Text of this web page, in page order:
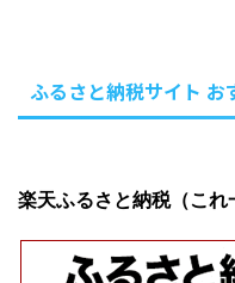
ふるさと納税サイト お
楽天ふるさと納税（これ